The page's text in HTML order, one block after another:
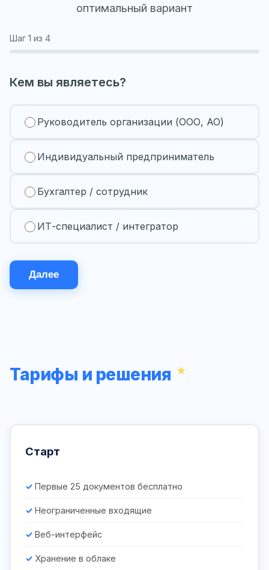
оптимальный вариант
Шаг 1 из 4
Кем вы являетесь?
Руководитель организации (ООО, АО)
Индивидуальный предприниматель
Бухгалтер / сотрудник
ИТ-специалист / интегратор
Далее
Тарифы и решения
Старт
Первые 25 документов бесплатно
Неограниченные входящие
Веб-интерфейс
Хранение в облаке